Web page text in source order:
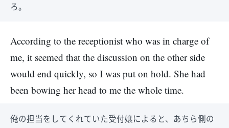
ろ。
According to the receptionist who was in charge of
me, it seemed that the discussion on the other side
would end quickly, so I was put on hold. She had
been bowing her head to me the whole time.
俺の担当をしてくれていた受付嬢によると、あちら側の